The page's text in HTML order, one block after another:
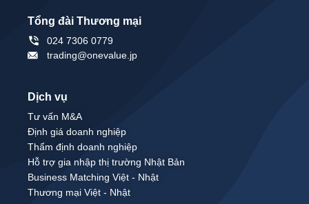
Tổng đài Thương mại
024 7306 0779
trading@onevalue.jp
Dịch vụ
Tư vấn M&A
Định giá doanh nghiệp
Thẩm định doanh nghiệp
Hỗ trợ gia nhập thị trường Nhật Bản
Business Matching Việt - Nhật
Thương mại Việt - Nhật